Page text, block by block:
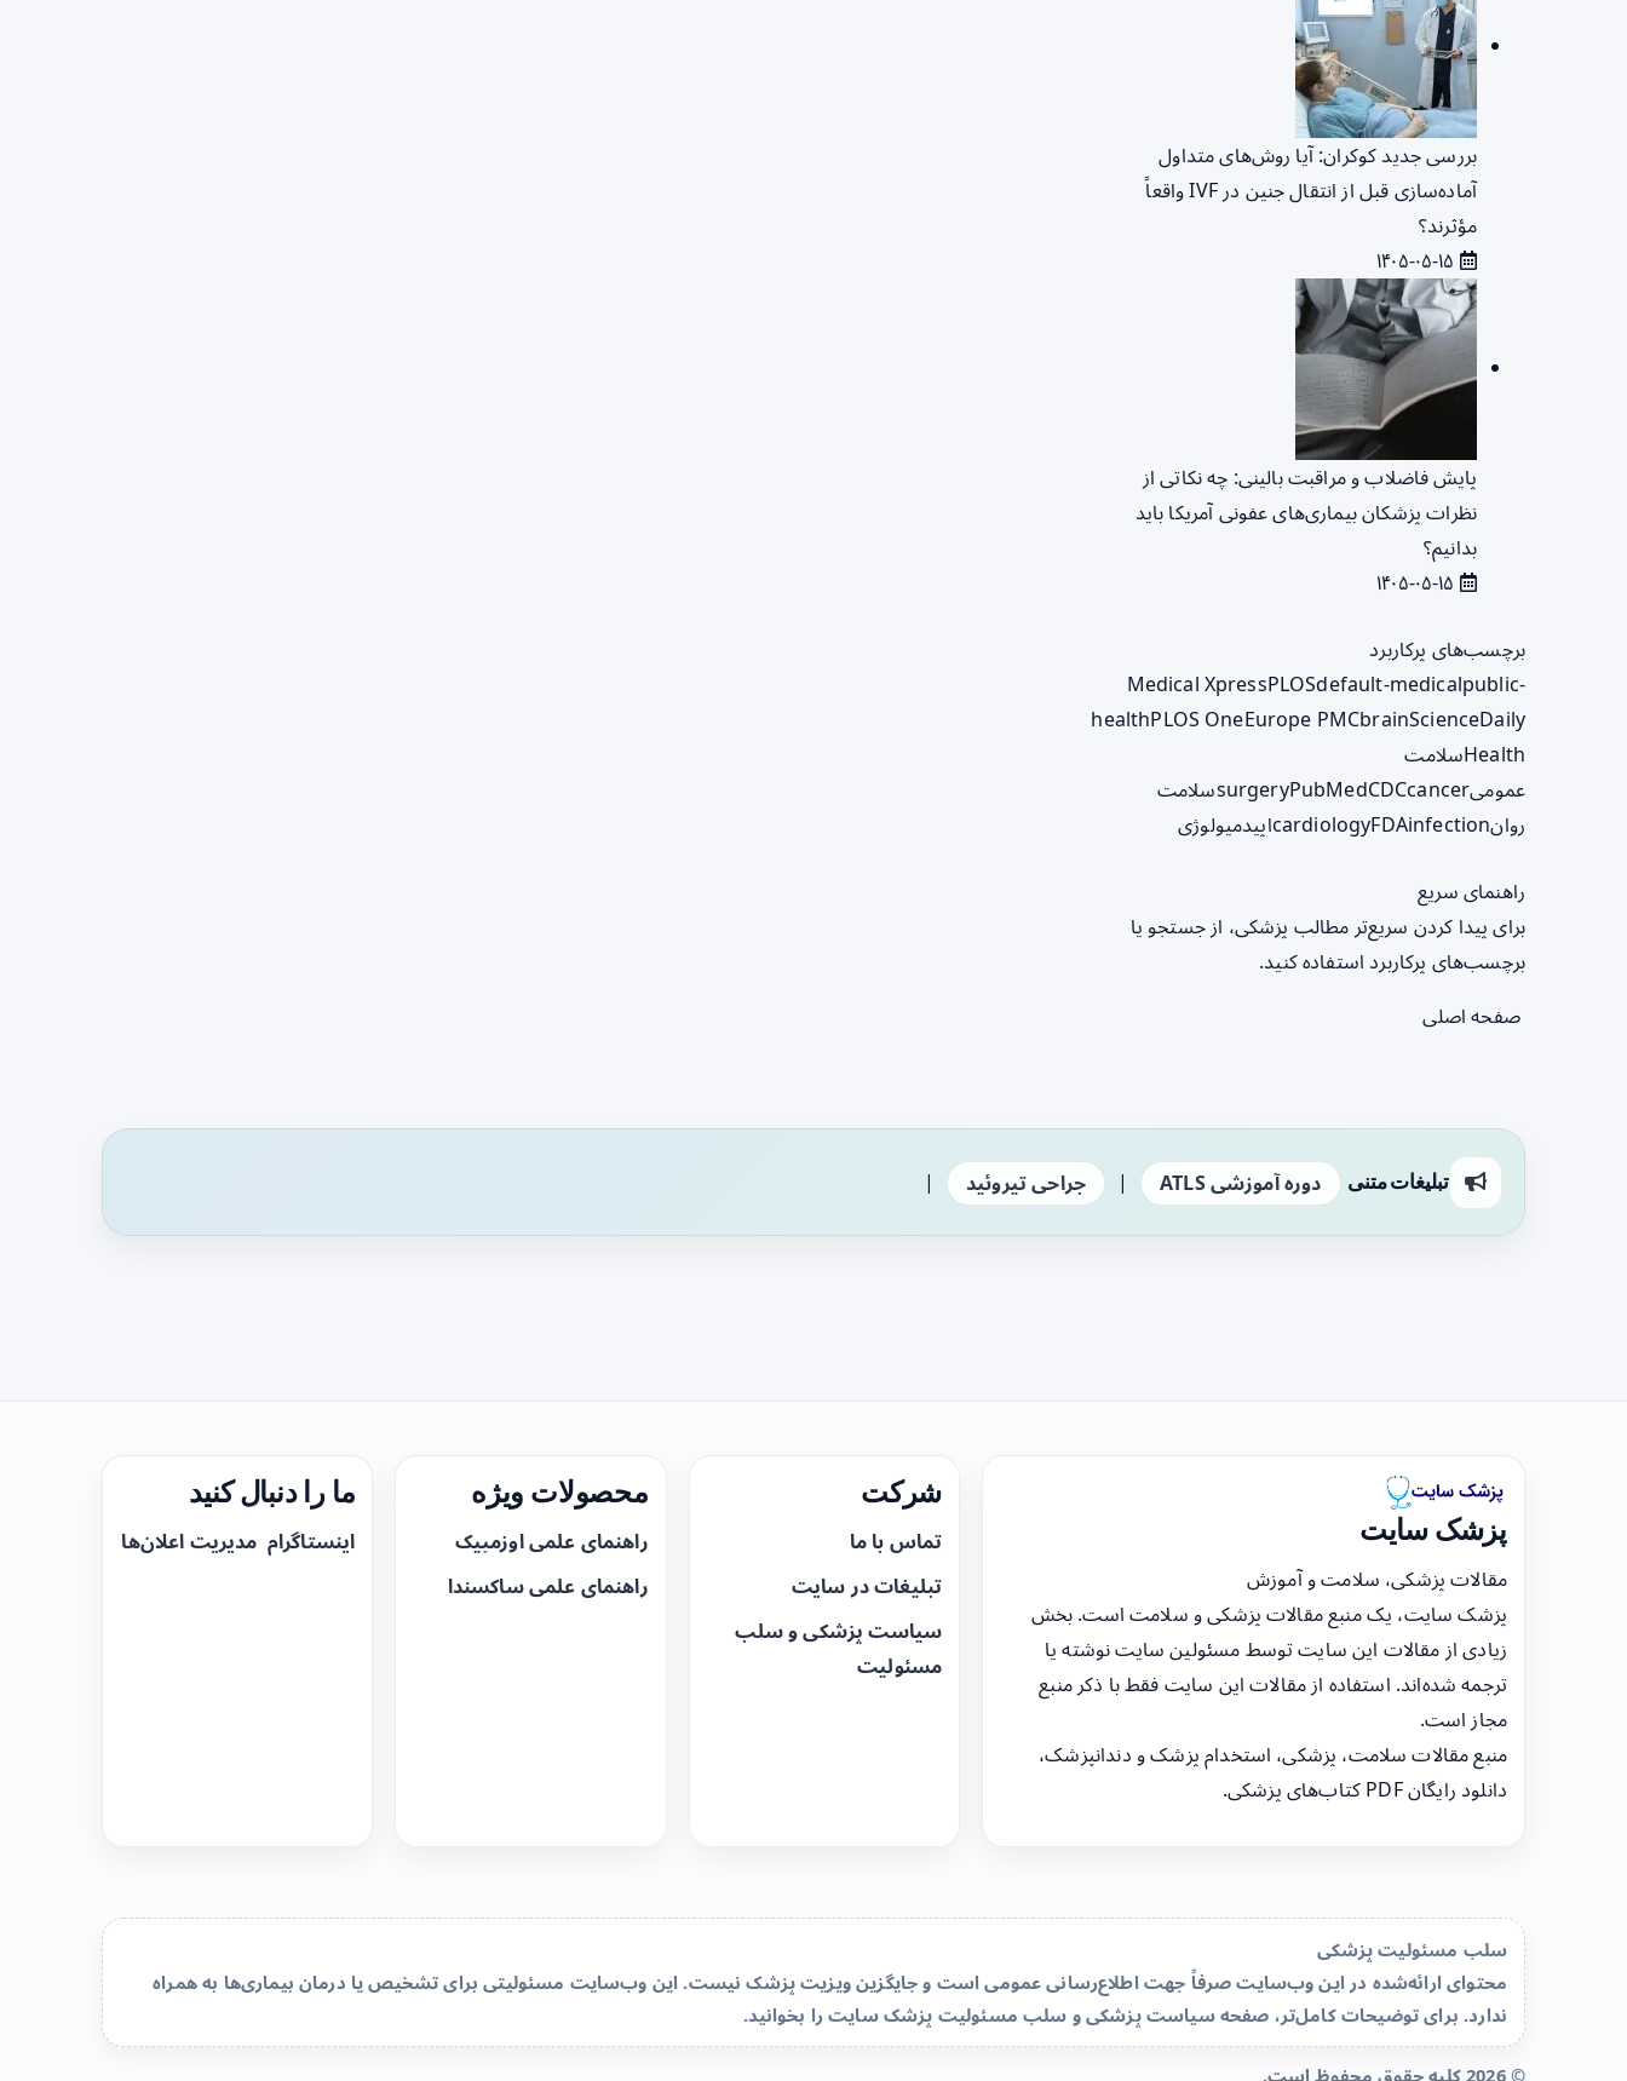
بررسی جدید کوکران: آیا روش‌های متداول
آماده‌سازی قبل از انتقال جنین در IVF واقعاً
مؤثرند؟
پایش فاضلاب و مراقبت بالینی: چه نکاتی از
نظرات پزشکان بیماری‌های عفونی آمریکا باید
بدانیم؟
برچسب‌های پرکاربرد
Medical XpressPLOSdefault-medicalpublic-
healthPLOS OneEurope PMCbrainScienceDaily
Healthسلامت
عمومی
surgeryPubMedCDCcancer
سلامت
روان
cardiologyFDAinfection اپیدمیولوژی
راهنمای سریع
برای پیدا کردن سریع‌تر مطالب پزشکی، از جستجو یا
برچسب‌های پرکاربرد استفاده کنید.
صفحه اصلی
تبلیغات متنی دوره آموزشی ATLS | جراحی تیروئید |
پزشک سایت
مقالات پزشکی، سلامت و آموزش
پزشک سایت، یک منبع مقالات پزشکی و سلامت است. بخش
زیادی از مقالات این سایت توسط مسئولین سایت نوشته یا
ترجمه شده‌اند. استفاده از مقالات این سایت فقط با ذکر منبع
مجاز است.
منبع مقالات سلامت، پزشکی، استخدام پزشک و دندانپزشک،
دانلود رایگان PDF کتاب‌های پزشکی.
شرکت
تماس با ما
تبلیغات در سایت
سیاست پزشکی و سلب
مسئولیت
محصولات ویژه
راهنمای علمی اوزمپیک
راهنمای علمی ساکسندا
ما را دنبال کنید
اینستاگرام مدیریت اعلان‌ها
سلب مسئولیت پزشکی
محتوای ارائه‌شده در این وب‌سایت صرفاً جهت اطلاع‌رسانی عمومی است و جایگزین ویزیت پزشک نیست. این وب‌سایت مسئولیتی برای تشخیص یا درمان بیماری‌ها به همراه
ندارد. برای توضیحات کامل‌تر، صفحهسیاست پزشکی و سلب مسئولیت پزشک سایترا بخوانید.
© 2026 کلیه حقوق محفوظ است.